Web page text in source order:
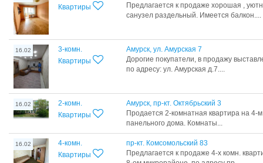
Квартиры
Предлагается к продаже хорошая ,
санузел раздельный. Имеется балкон....
16.02
3-комн.
Квартиры
Амурск, ул. Амурская 7
Дорогие покупатели, в продажу
по адресу: ул. Амурская д.7....
16.02
2-комн.
Квартиры
Амурск, пр-кт. Октябрьский 3
Продается 2-комнатная квартира на 4-
панельного дома. Комнаты...
16.02
4-комн.
Квартиры
пр-кт. Комсомольский 83
Предлагается к продаже 4-х комн.